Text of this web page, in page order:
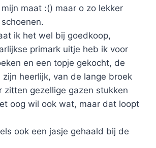
maat :() maar o zo lekker
ik het wel bij goedkoop,
primark uitje heb ik voor
en een topje gekocht, de
zijn heerlijk, van de lange broek
zitten gezellige gazen stukken
oog wil ook wat, maar dat loopt
ook een jasje gehaald bij de